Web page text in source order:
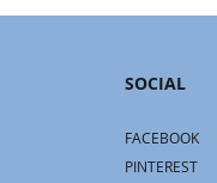
SOCIAL
FACEBOOK
PINTEREST